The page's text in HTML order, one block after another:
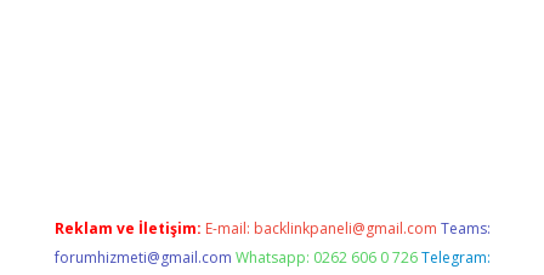
Reklam ve İletişim: E-mail: backlinkpaneli@gmail.com Teams:
forumhizmeti@gmail.com Whatsapp: 0262 606 0 726 Telegram: